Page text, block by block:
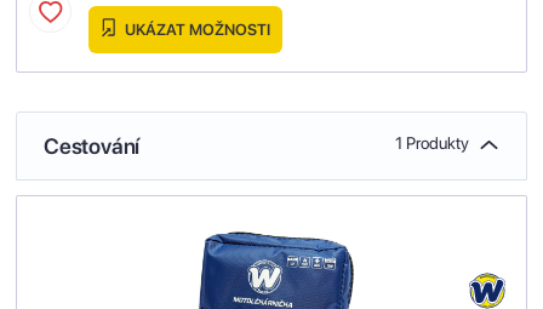
UKÁZAT MOŽNOSTI
Cestování 1 Produkty